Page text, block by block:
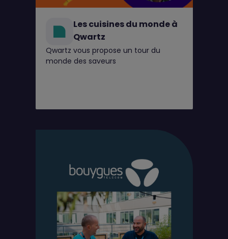
Les cuisines du monde à
Qwartz
Qwartz vous propose un tour du
monde des saveurs